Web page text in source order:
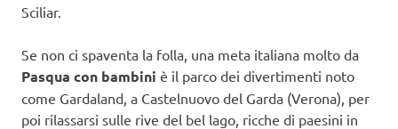
Sciliar.
Se non ci spaventa la folla, una meta italiana molto da
Pasqua con bambini è il parco dei divertimenti noto
come Gardaland, a Castelnuovo del Garda (Verona), per
poi rilassarsi sulle rive del bel lago, ricche di paesini in